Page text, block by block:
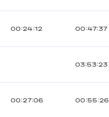
00:24:12 00:47:37
03:53:23
00:27:06 00:55:26